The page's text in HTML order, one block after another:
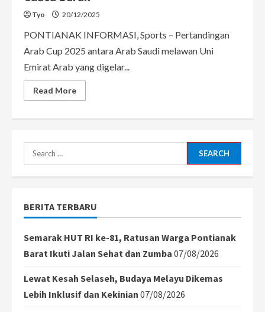
Tyo 20/12/2025
PONTIANAK INFORMASI, Sports – Pertandingan
Arab Cup 2025 antara Arab Saudi melawan Uni
Emirat Arab yang digelar...
Read MoreRead
more
Cup
karena
Search
for:
BERITA TERBARU
Semarak HUT RI ke-81, Ratusan Warga Pontianak
Barat Ikuti Jalan Sehat dan Zumba 07/08/2026
Lewat Kesah Selaseh, Budaya Melayu Dikemas
Lebih Inklusif dan Kekinian 07/08/2026